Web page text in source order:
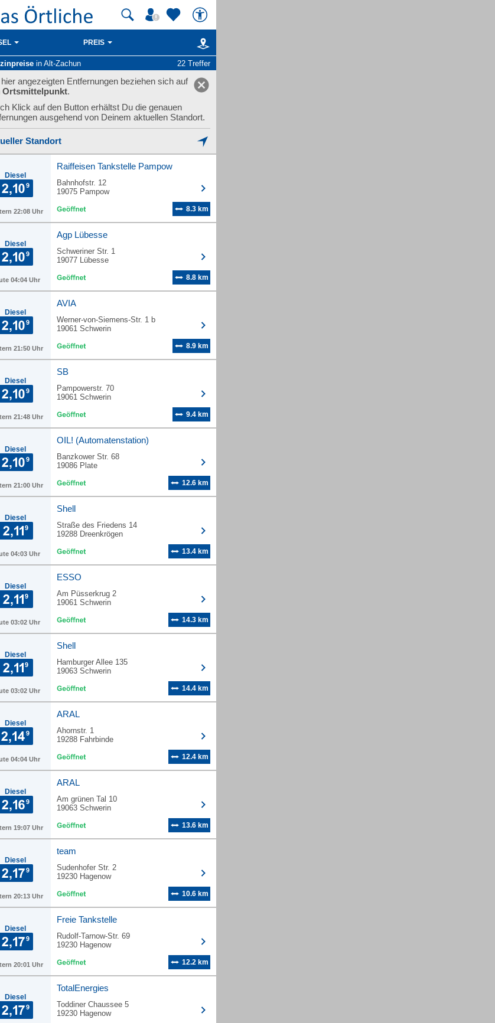
PREIS
in Alt-Zachun 22 Treffer
angezeigten Entfernungen beziehen sich auf
Ortsmittelpunkt.
Klick auf den Button erhältst Du die genauen
ausgehend von Deinem aktuellen Standort.
Standort
Diesel
22:08 Uhr
Raiffeisen Tankstelle Pampow
Bahnhofstr. 12
19075 Pampow
8.3 km
Diesel
04:04 Uhr
Agp Lübesse
Schweriner Str. 1
19077 Lübesse
8.8 km
Diesel
21:50 Uhr
AVIA
Werner-von-Siemens-Str. 1 b
19061 Schwerin
8.9 km
Diesel
21:48 Uhr
SB
Pampowerstr. 70
19061 Schwerin
9.4 km
Diesel
21:00 Uhr
OIL! (Automatenstation)
Banzkower Str. 68
19086 Plate
12.6 km
Diesel
04:03 Uhr
Shell
Straße des Friedens 14
19288 Dreenkrögen
13.4 km
Diesel
03:02 Uhr
ESSO
Am Püsserkrug 2
19061 Schwerin
14.3 km
Diesel
03:02 Uhr
Shell
Hamburger Allee 135
19063 Schwerin
14.4 km
Diesel
04:04 Uhr
ARAL
Ahornstr. 1
19288 Fahrbinde
12.4 km
Diesel
19:07 Uhr
ARAL
Am grünen Tal 10
19063 Schwerin
13.6 km
Diesel
20:13 Uhr
team
Sudenhofer Str. 2
19230 Hagenow
10.6 km
Diesel
20:01 Uhr
Freie Tankstelle
Rudolf-Tarnow-Str. 69
19230 Hagenow
12.2 km
Diesel
TotalEnergies
Toddiner Chaussee 5
19230 Hagenow